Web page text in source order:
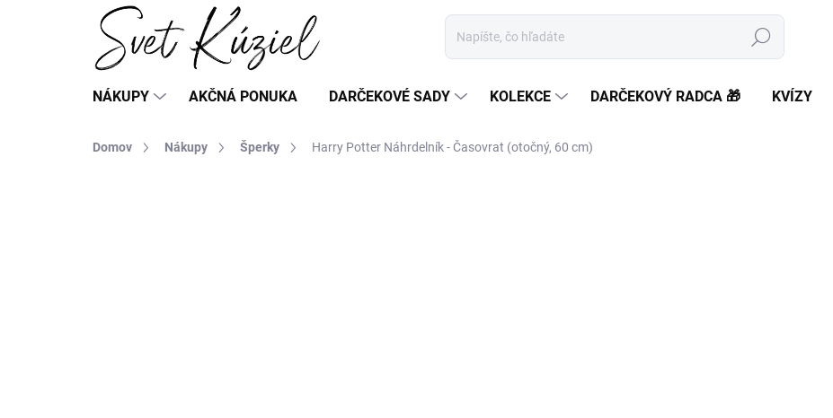
Hľadať
NÁKUPY AKČNÁ PONUKA DARČEKOVÉ SADY KOLEKCE DARČEKOVÝ RADCA 🎁 KVÍZY
Domov Nákupy Šperky Harry Potter Náhrdelník - Časovrat (otočný, 60 cm)